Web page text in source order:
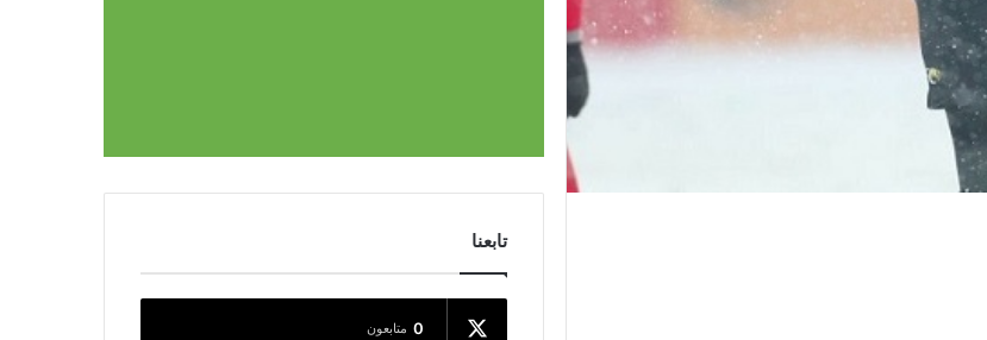
تابعنا
0 متابعون